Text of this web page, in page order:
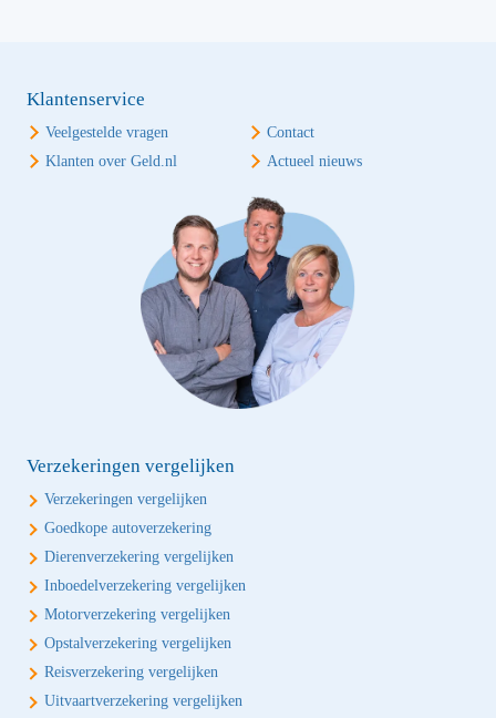
Klantenservice
Veelgestelde vragen
Contact
Klanten over Geld.nl
Actueel nieuws
Verzekeringen vergelijken
Verzekeringen vergelijken
Goedkope autoverzekering
Dierenverzekering vergelijken
Inboedelverzekering vergelijken
Motorverzekering vergelijken
Opstalverzekering vergelijken
Reisverzekering vergelijken
Uitvaartverzekering vergelijken